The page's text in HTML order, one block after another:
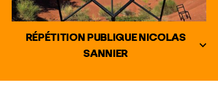
RÉPÉTITION PUBLIQUE NICOLAS
SANNIER